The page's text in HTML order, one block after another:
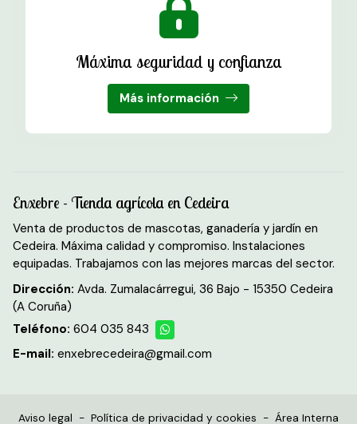
Máxima seguridad y confianza
Más información
Enxebre - Tienda agrícola en Cedeira
Venta de productos de mascotas, ganadería y jardín en
Cedeira. Máxima calidad y compromiso. Instalaciones
equipadas. Trabajamos con las mejores marcas del sector.
Dirección: Avda. Zumalacárregui, 36 Bajo - 15350 Cedeira
(A Coruña)
Teléfono: 604 035 843
E-mail: enxebrecedeira@gmail.com
Aviso legal - Política de privacidad y cookies - Área Interna